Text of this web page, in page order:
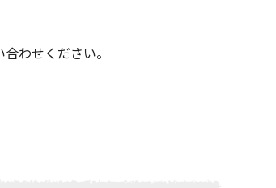
わせください。